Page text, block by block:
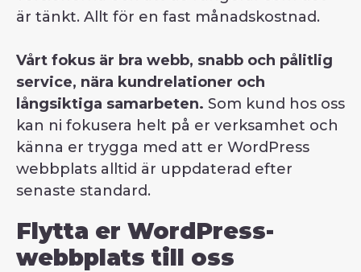
är tänkt. Allt för en fast månadskostnad.
Vårt fokus är bra webb, snabb och pålitlig
service, nära kundrelationer och
långsiktiga samarbeten. Som kund hos oss
kan ni fokusera helt på er verksamhet och
känna er trygga med att er WordPress
webbplats alltid är uppdaterad efter
senaste standard.
Flytta er WordPress-
webbplats till oss